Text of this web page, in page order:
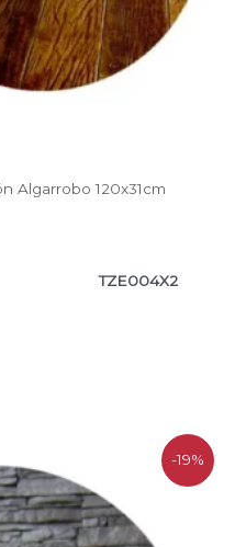
Algarrobo 120x31cm
TZE004X2
-19%